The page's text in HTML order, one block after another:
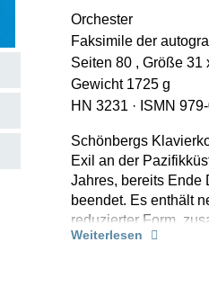
Orchester
Faksimile der
Seiten 80 , Größe 31
Gewicht 1725 g
HN 3231 · ISMN
Schönbergs
Exil an der
Jahres, bereits Ende
beendet. Es enthält
reduzierter Form,
notiert. Aber es weist
Weiterlesen